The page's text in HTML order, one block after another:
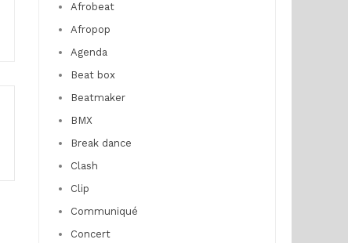
Afrobeat
Afropop
Agenda
Beat box
Beatmaker
BMX
Break dance
Clash
Clip
Communiqué
Concert